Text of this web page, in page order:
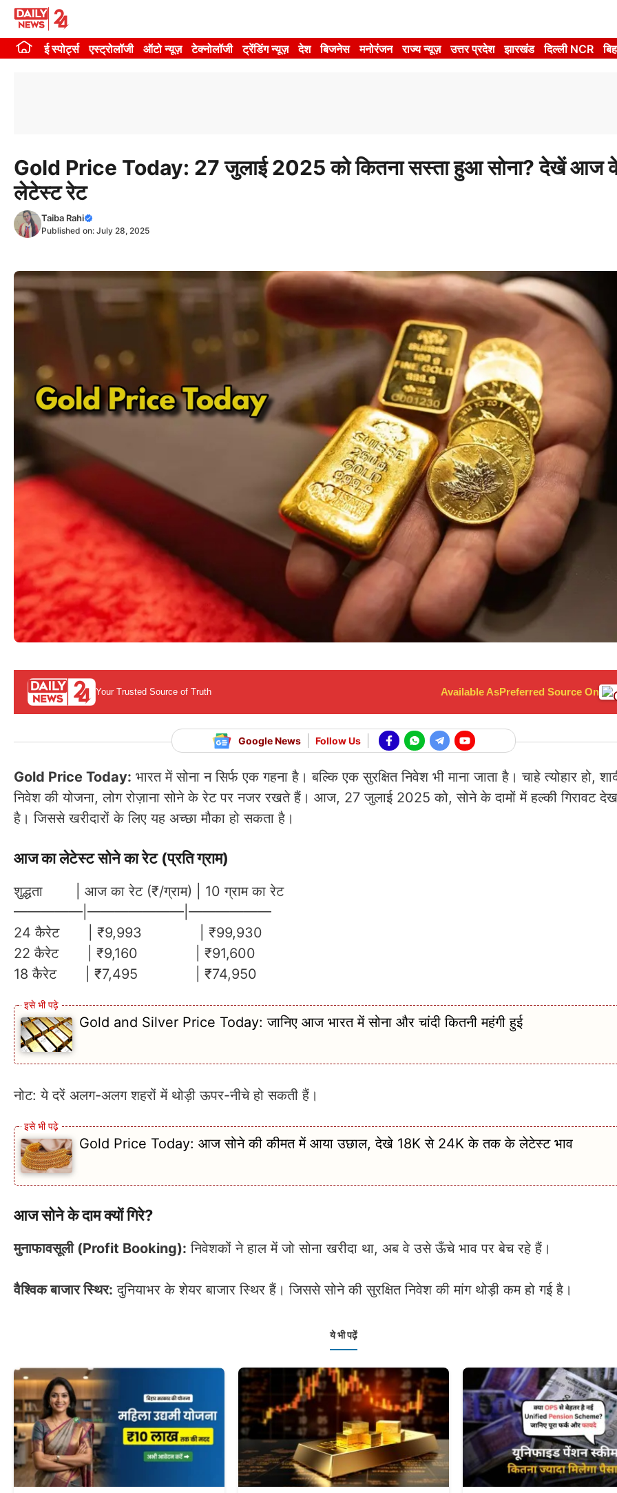
Skip
contentई स्पोर्ट्स एस्ट्रोलॉजी ऑटो न्यूज़ टेक्नोलॉजी ट्रेंडिंग न्यूज़ देश बिजनेस मनोरंजन राज्य न्यूज़ उत्तर प्रदेश झारखंड दिल्ली NCR
Gold Price Today: 27 जुलाई 2025 को कितना सस्ता हुआ सोना? देखें आज
लेटेस्ट रेट
Taiba Rahi
Published on: July 28, 2025
Your Trusted Source of Truth Available AsPreferred Source On
Google News Follow Us
Gold Price Today: भारत में सोना न सिर्फ एक गहना है। बल्कि एक सुरक्षित निवेश भी माना जाता है। चाहे त्योहार हो,
निवेश की योजना, लोग रोज़ाना सोने के रेट पर नजर रखते हैं। आज, 27 जुलाई 2025 को, सोने के दामों में हल्की गिरावट
है। जिससे खरीदारों के लिए यह अच्छा मौका हो सकता है।
आज का लेटेस्ट सोने का रेट (प्रति ग्राम)
शुद्धता | आज का रेट (₹/ग्राम) | 10 ग्राम का रेट
—————|———————|——————
24 कैरेट | ₹9,993 | ₹99,930
22 कैरेट | ₹9,160 | ₹91,600
18 कैरेट | ₹7,495 | ₹74,950
Gold and Silver Price Today: जानिए आज भारत में सोना और चांदी कितनी महंगी हुई
नोट: ये दरें अलग-अलग शहरों में थोड़ी ऊपर-नीचे हो सकती हैं।
Gold Price Today: आज सोने की कीमत में आया उछाल, देखे 18K से 24K के तक के लेटेस्ट भाव
आज सोने के दाम क्यों गिरे?
मुनाफावसूली (Profit Booking): निवेशकों ने हाल में जो सोना खरीदा था, अब वे उसे ऊँचे भाव पर बेच रहे हैं।
वैश्विक बाजार स्थिर: दुनियाभर के शेयर बाजार स्थिर हैं। जिससे सोने की सुरक्षित निवेश की मांग थोड़ी कम हो गई है।
ये भी पढ़ें